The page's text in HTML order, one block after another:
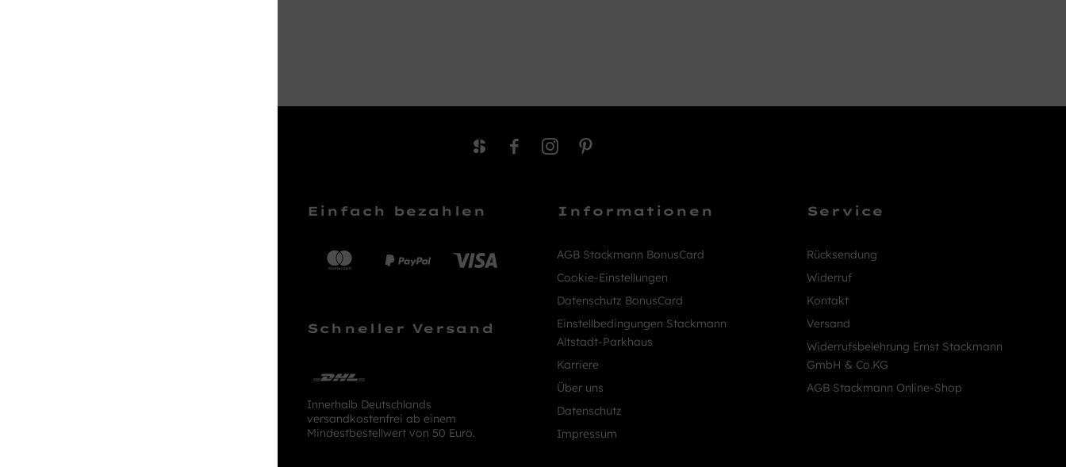
Einfach bezahlen
Schneller Versand
Innerhalb Deutschlands
versandkostenfrei ab einem
Mindestbestellwert von 50 Euro.
Informationen
AGB Stackmann BonusCard
Cookie-Einstellungen
Datenschutz BonusCard
Einstellbedingungen Stackmann
Altstadt-Parkhaus
Karriere
Über uns
Datenschutz
Impressum
Service
Rücksendung
Widerruf
Kontakt
Versand
Widerrufsbelehrung Ernst Stackmann
GmbH & Co.KG
AGB Stackmann Online-Shop